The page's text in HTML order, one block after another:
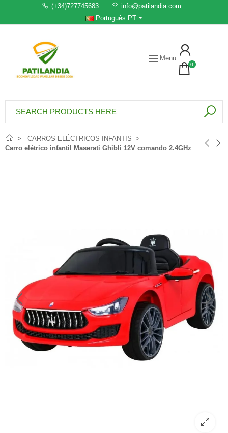
(+34)727745683
info@patilandia.com
Português PT
Menu
0
CARROS ELÉCTRICOS INFANTIS
Carro elétrico infantil Maserati Ghibli 12V comando 2.4GHz